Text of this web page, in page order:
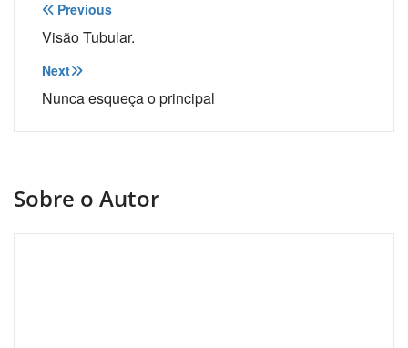
Navegação
de
Post
Previous
Visão Tubular.
Next
Nunca esqueça o principal
Sobre o Autor